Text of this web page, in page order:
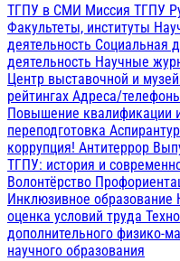
ТГПУ в СМИ Миссия ТГПУ
Факультеты, институты
деятельность Социальная
деятельность Научные
Центр выставочной и
рейтингах Адреса/
Повышение квалификации
переподготовка
коррупция! Антитеррор
ТГПУ: история и
Волонтёрство
Инклюзивное образование
оценка условий труда
дополнительного физико-
научного образования